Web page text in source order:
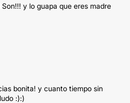
y lo guapa que eres madre
bonita! y cuanto tiempo sin
:):)